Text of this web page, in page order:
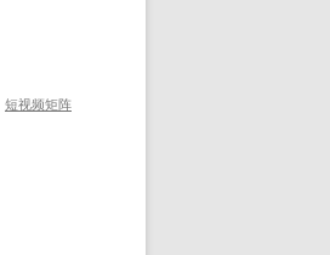
短视频矩阵